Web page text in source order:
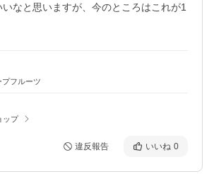
なと思いますが、今のところはこれが1
プフルーツ
ップ
違反報告 いいね 0